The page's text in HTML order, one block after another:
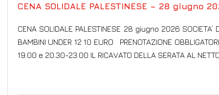
CENA SOLIDALE PALESTINESE – 28 giugno
CENA SOLIDALE PALESTINESE 28 giugno 2026
BAMBINI UNDER 12 10 EURO PRENOTAZIONE
19.00 e 20.30-23.00 IL RICAVATO DELLA SERATA AL